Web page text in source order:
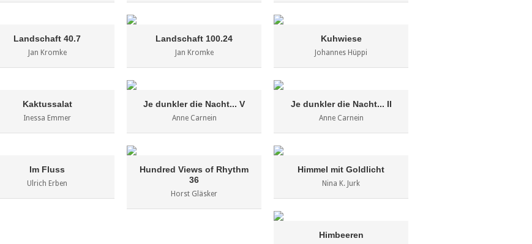
Landschaft 40.7
Jan Kromke
Landschaft 100.24
Jan Kromke
Kuhwiese
Johannes Hüppi
Kaktussalat
Inessa Emmer
Je dunkler die Nacht... V
Anne Carnein
Je dunkler die Nacht... II
Anne Carnein
Im Fluss
Ulrich Erben
Hundred Views of Rhythm
36
Horst Gläsker
Himmel mit Goldlicht
Nina K. Jurk
Himbeeren